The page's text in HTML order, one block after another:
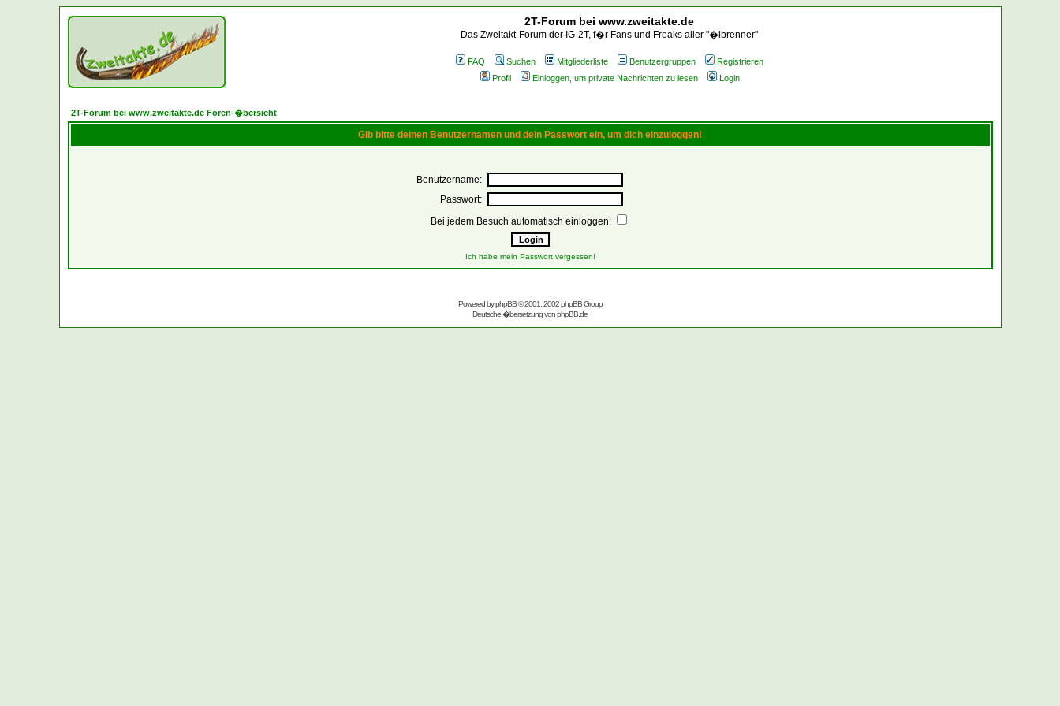
2T-Forum bei www.zweitakte.de
Das Zweitakt-Forum der IG-2T, f�r Fans und Freaks aller "�lbrenner"
FAQ Suchen Mitgliederliste Benutzergruppen
Registrieren
Profil
Einloggen, um private Nachrichten zu lesen Login
2T-Forum bei www.zweitakte.de Foren-�bersicht
Gib bitte deinen Benutzernamen und dein Passwort ein, um dich einzuloggen!
Benutzername:
Passwort:
Bei jedem Besuch automatisch einloggen:
Ich habe mein Passwort vergessen!
Powered byphpBB© 2001, 2002 phpBB Group
Deutsche �bersetzung vonphpBB.de